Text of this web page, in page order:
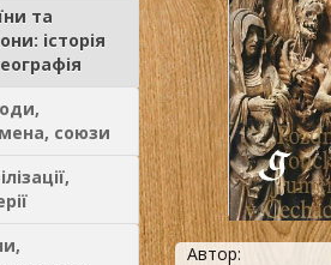
та
історія
союзи
Автор: